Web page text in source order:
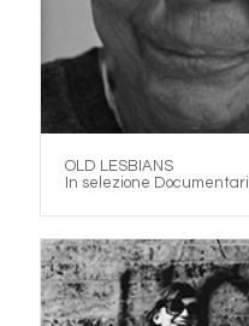
OLD LESBIANS
In selezione Documentari